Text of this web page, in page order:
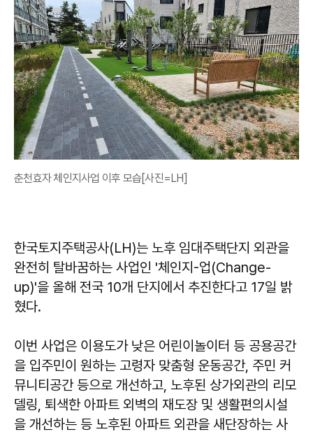
춘천효자 체인지사업 이후 모습[사진=LH]
한국토지주택공사(LH)는 노후 임대주택단지 외관을
완전히 탈바꿈하는 사업인 '체인지-업(Change-
up)'을 올해 전국 10개 단지에서 추진한다고 17일 밝
혔다.
이번 사업은 이용도가 낮은 어린이놀이터 등 공용공간
을 입주민이 원하는 고령자 맞춤형 운동공간, 주민 커
뮤니티공간 등으로 개선하고, 노후된 상가외관의 리모
델링, 퇴색한 아파트 외벽의 재도장 및 생활편의시설
을 개선하는 등 노후된 아파트 외관을 새단장하는 사